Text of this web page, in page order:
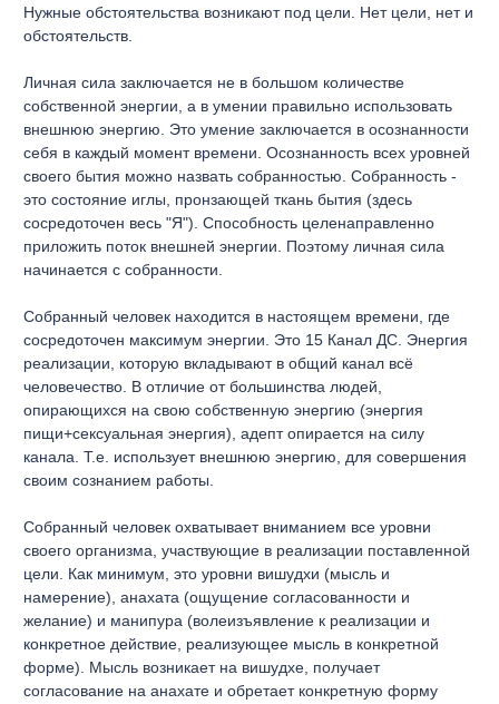
Нужные обстоятельства возникают под цели. Нет цели, нет и
обстоятельств.
Личная сила заключается не в большом количестве
собственной энергии, а в умении правильно использовать
внешнюю энергию. Это умение заключается в осознанности
себя в каждый момент времени. Осознанность всех уровней
своего бытия можно назвать собранностью. Собранность -
это состояние иглы, пронзающей ткань бытия (здесь
сосредоточен весь "Я"). Способность целенаправленно
приложить поток внешней энергии. Поэтому личная сила
начинается с собранности.
Собранный человек находится в настоящем времени, где
сосредоточен максимум энергии. Это 15 Канал ДС. Энергия
реализации, которую вкладывают в общий канал всё
человечество. В отличие от большинства людей,
опирающихся на свою собственную энергию (энергия
пищи+сексуальная энергия), адепт опирается на силу
канала. Т.е. использует внешнюю энергию, для совершения
своим сознанием работы.
Собранный человек охватывает вниманием все уровни
своего организма, участвующие в реализации поставленной
цели. Как минимум, это уровни вишудхи (мысль и
намерение), анахата (ощущение согласованности и
желание) и манипура (волеизъявление к реализации и
конкретное действие, реализующее мысль в конкретной
форме). Мысль возникает на вишудхе, получает
согласование на анахате и обретает конкретную форму